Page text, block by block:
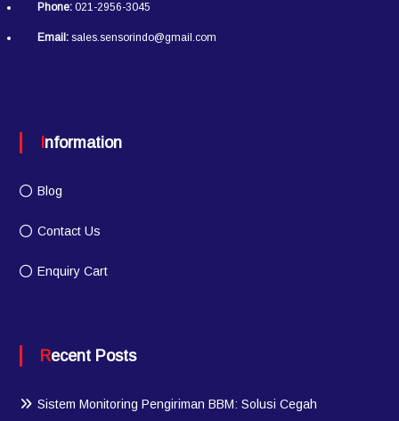
Phone:021-2956-3045
Email:sales.sensorindo@gmail.com
Information
Blog
Contact Us
Enquiry Cart
Recent Posts
Sistem Monitoring Pengiriman BBM: Solusi Cegah